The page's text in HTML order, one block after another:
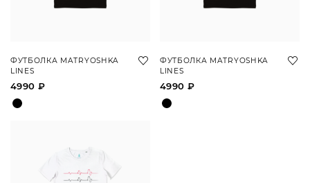
ФУТБОЛКА MATRYOSHKA
LINES
4990 ₽
ФУТБОЛКА MATRYOSHKA
LINES
4990 ₽